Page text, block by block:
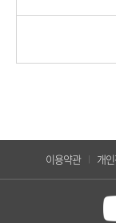
이용약관 개